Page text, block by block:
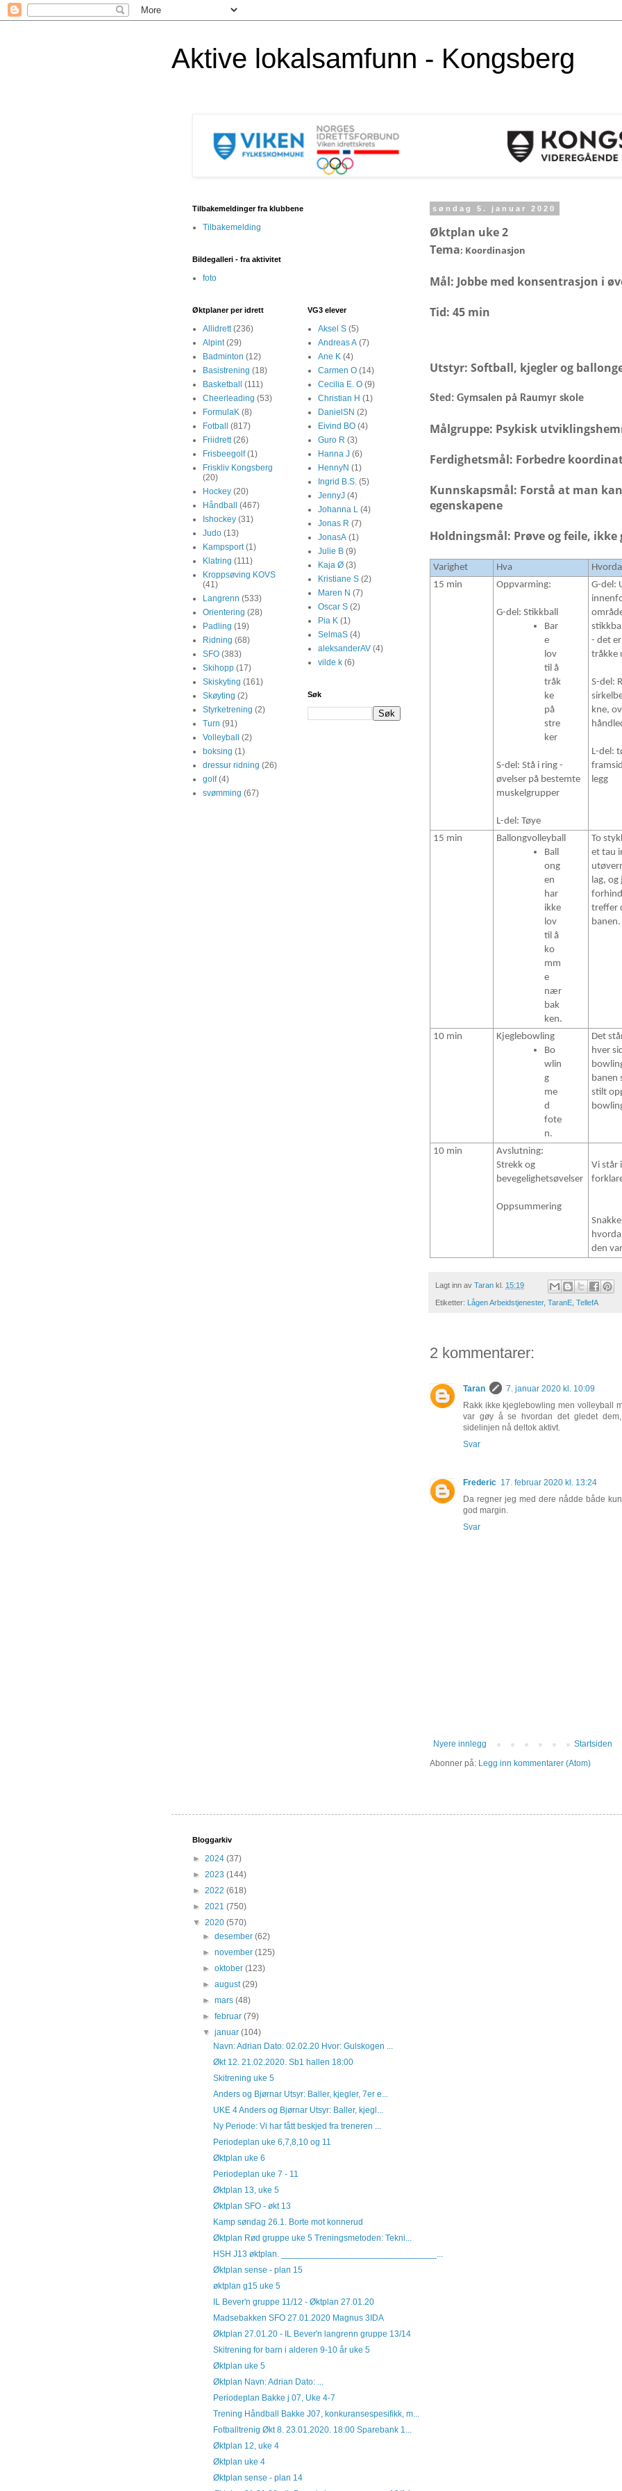
Aktive lokalsamfunn - Kongsberg
søndag 5. januar 2020
Øktplan uke 2
Tema: Koordinasjon
Mål: Jobbe med konsentrasjon i
Tid: 45 min
Utstyr: Softball, kjegler og
Sted: Gymsalen på Raumyr skole
Målgruppe: Psykisk
Ferdighetsmål: Forbedre
Kunnskapsmål: Forstå at man
egenskapene
Holdningsmål: Prøve og feile, ikke
Varighet Hva
15 min
Oppvarming:
G-del: Stikkball
Bar
e
lov
til å
tråk
ke
på
stre
ker
S-del: Stå i ring -
øvelser på bestemte
muskelgrupper
L-del: Tøye
G-del:
- det
tråkke
S-del:
kne,
L-del:
legg
15 min
Ballongvolleyball
Ball
ong
en
har
ikke
lov
til å
ko
mm
e
nær
bak
ken.
To
et tau
lag,
treffer
banen.
10 min
Kjeglebowling
Bo
wlin
g
me
d
fote
n.
Det
hver
banen
stilt
10 min
Avslutning:
Strekk og
bevegelighetsøvelser
Oppsummering
Vi står
den
Lagt inn av Taran kl. 15:19
Etiketter: Lågen Arbeidstjenester, TaranE TellefA
2 kommentarer:
Taran
7. januar 2020 kl. 10:09
Rakk ikke kjeglebowling men volleyball
var gøy å se hvordan det gledet
sidelinjen nå deltok aktivt.
Svar
Frederic 17. februar 2020 kl. 13:24
Da regner jeg med dere nådde både
god margin.
Svar
Nyere innlegg
Startsiden
Abonner på: Legg inn kommentarer (Atom)
Tilbakemeldinger fra klubbene
Tilbakemelding
Bildegalleri - fra aktivitet
foto
Øktplaner per idrett
Allidrett (236)
Alpint (29)
Badminton (12)
Basistrening (18)
Basketball
(111)
Cheerleading (53)
FormulaK (8)
Fotball
(817)
Friidrett (26)
Frisbeegolf (1)
Friskliv Kongsberg
(20)
Hockey (20)
Håndball
(467)
Ishockey (31)
Judo (13)
Kampsport (1)
Klatring (111)
Kroppsøving KOVS
(41)
Langrenn (533)
Orientering (28)
Padling (19)
Ridning (68)
SFO (383)
Skihopp (17)
Skiskyting (161)
Skøyting (2)
Styrketrening (2)
Turn (91)
Volleyball
(2)
boksing (1)
dressur ridning (26)
golf (4)
svømming (67)
VG3 elever
Aksel S (5)
Andreas A (7)
Ane K (4)
Carmen O (14)
Cecilia E. O (9)
Christian H (1)
DanielSN (2)
Eivind BO (4)
Guro R (3)
Hanna J (6)
HennyN (1)
Ingrid B.S. (5)
JennyJ (4)
Johanna L (4)
Jonas R (7)
JonasA (1)
Julie B (9)
Kaja Ø (3)
Kristiane S (2)
Maren N (7)
Oscar S (2)
Pia K (1)
SelmaS (4)
aleksanderAV (4)
vilde k (6)
Søk
Bloggarkiv
► 2024 (37)
► 2023 (144)
► 2022 (618)
► 2021 (750)
▼ 2020 (570)
►desember(62)
►november(125)
►oktober(123)
►august(29)
►mars(48)
►februar(79)
▼januar(104)
Navn: Adrian Dato: 02.02.20 Hvor: Gulskogen ...
Økt 12. 21.02.2020. Sb1 hallen 18:00
Skitrening uke 5
Anders og Bjørnar Utsyr: Baller, kjegler, 7er e...
UKE 4 Anders og Bjørnar Utsyr: Baller, kjegl...
Ny Periode: Vi har fått beskjed fra treneren ...
Periodeplan uke 6,7,8,10 og 11
Øktplan uke 6
Periodeplan uke 7 - 11
Øktplan 13, uke 5
Øktplan SFO - økt 13
Kamp søndag 26.1. Borte mot konnerud
Øktplan Rød gruppe uke 5 Treningsmetoden: Tekni...
HSH J13 øktplan. ________________________________...
Øktplan sense - plan 15
øktplan g15 uke 5
IL Bever'n gruppe 11/12 - Øktplan 27.01.20
Madsebakken SFO 27.01.2020 Magnus 3IDA
Øktplan 27.01.20 - IL Bever'n langrenn gruppe 13/14
Skitrening for barn i alderen 9-10 år uke 5
Øktplan uke 5
Øktplan Navn: Adrian Dato: ...
Periodeplan Bakke j 07, Uke 4-7
Trening Håndball Bakke J07, konkuransespesifikk, m...
Fotballtrenig Økt 8. 23.01.2020. 18:00 Sparebank 1...
Øktplan 12, uke 4
Øktplan uke 4
Øktplan sense - plan 14